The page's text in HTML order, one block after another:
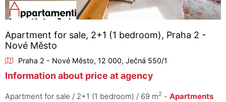
Apartment for sale, 2+1 (1 bedroom), Praha 2 -
Nové Město
Praha 2 - Nové Město, 12 000, Ječná 550/1
Information about price at agency
Apartment for sale / 2+1 (1 bedroom) / 69 m2 - Apartments